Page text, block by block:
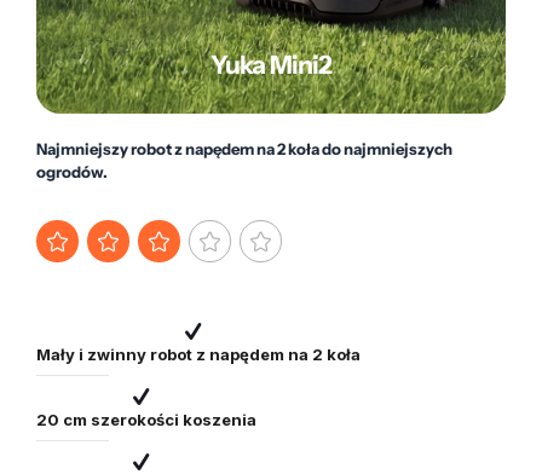
Yuka Mini2
Najmniejszy robot z napędem na 2 koła do najmniejszych
ogrodów.
Mały i zwinny robot z napędem na 2 koła
20 cm szerokości koszenia